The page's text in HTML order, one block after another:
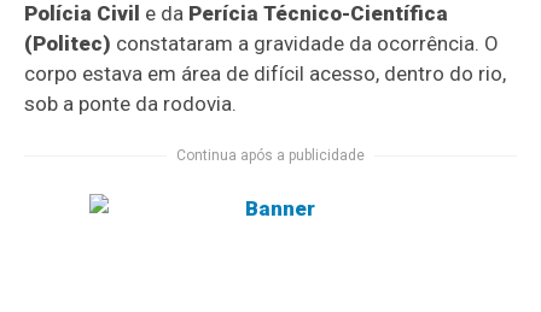
Polícia Civil e da Perícia Técnico-Científica
(Politec) constataram a gravidade da ocorrência. O
corpo estava em área de difícil acesso, dentro do rio,
sob a ponte da rodovia.
Continua após a publicidade